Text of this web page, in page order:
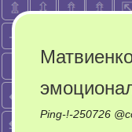
Ping-!-250726 @